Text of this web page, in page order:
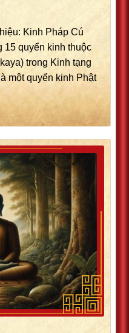
Kinh Pháp Cú
15 quyển kinh thuộc
trong Kinh tạng
một quyển kinh Phật